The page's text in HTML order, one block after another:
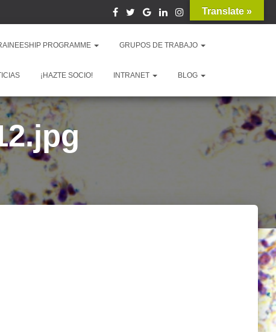
PROGRAMME GRUPOS DE TRABAJO
¡HAZTE SOCIO! INTRANET BLOG
Translate »